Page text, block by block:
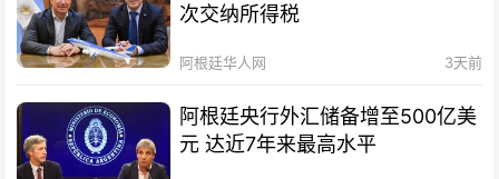
次交纳所得税
阿根廷华人网 3天前
阿根廷央行外汇储备增至500亿美
元 达近7年来最高水平